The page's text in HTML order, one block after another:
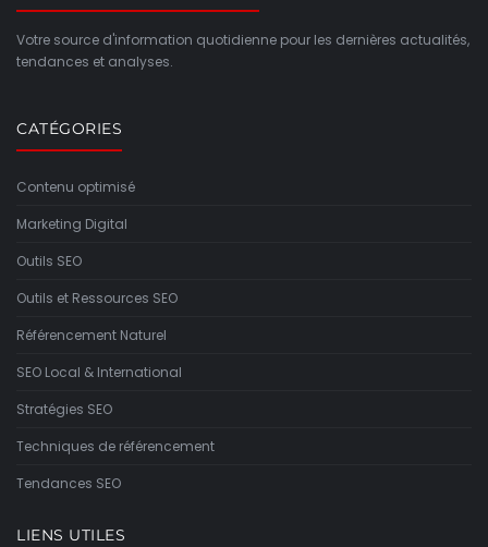
Votre source d'information quotidienne pour les dernières actualités,
tendances et analyses.
CATÉGORIES
Contenu optimisé
Marketing Digital
Outils SEO
Outils et Ressources SEO
Référencement Naturel
SEO Local & International
Stratégies SEO
Techniques de référencement
Tendances SEO
LIENS UTILES